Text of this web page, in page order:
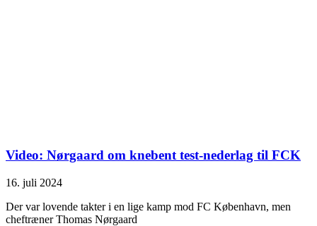
Video: Nørgaard om knebent test-nederlag til FCK
16. juli 2024
Der var lovende takter i en lige kamp mod FC København, men
cheftræner Thomas Nørgaard